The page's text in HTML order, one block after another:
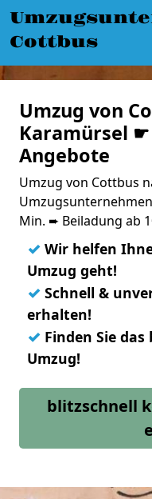
Cottbus
Umzug von
Karamürsel ☛
Angebote
Umzug von Cottbus
Min. ➨ Beiladung ab
✓ Wir helfen
Umzug geht!
✓ Schnell &
erhalten!
✓ Finden Sie
Umzug!
blitzschnell